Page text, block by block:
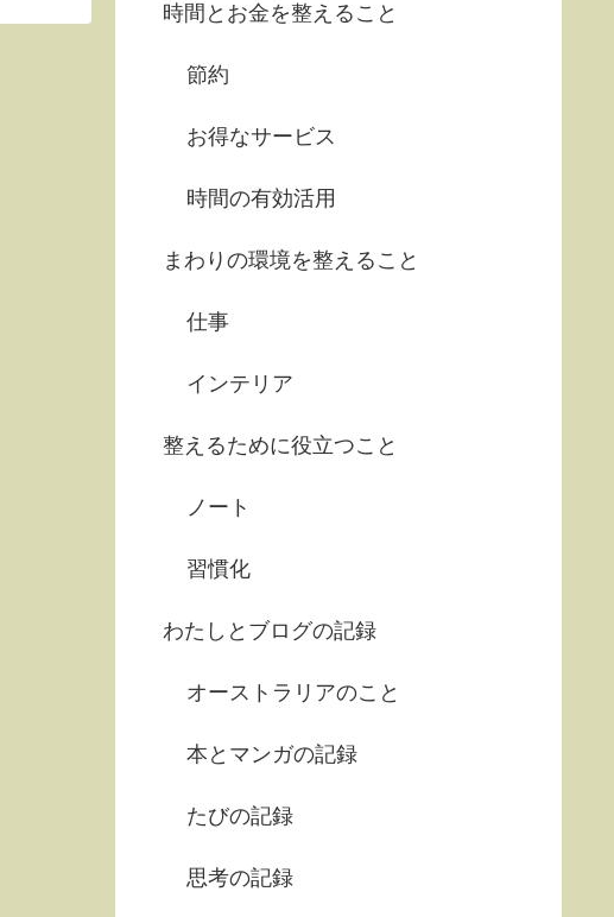
時間とお金を整えること
節約
お得なサービス
時間の有効活用
まわりの環境を整えること
仕事
インテリア
整えるために役立つこと
ノート
習慣化
わたしとブログの記録
オーストラリアのこと
本とマンガの記録
たびの記録
思考の記録